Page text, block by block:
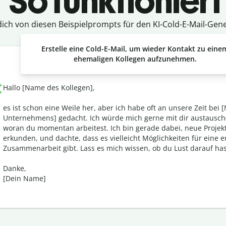
von diesen Beispielprompts für den KI-Cold-E-Mail-
Erstelle eine Cold-E-Mail, um wieder Kontakt zu
ehemaligen Kollegen aufzunehmen.
Hallo [Name des Kollegen],
es ist schon eine Weile her, aber ich habe oft an unsere Zeit bei
Unternehmens] gedacht. Ich würde mich gerne mit dir
woran du momentan arbeitest. Ich bin gerade dabei, neue
erkunden, und dachte, dass es vielleicht Möglichkeiten für eine
Zusammenarbeit gibt. Lass es mich wissen, ob du Lust darauf
Danke,
[Dein Name]